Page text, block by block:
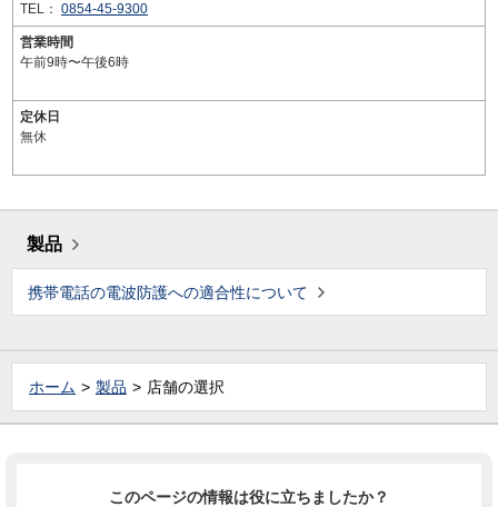
TEL： 0854-45-9300
営業時間
午前9時〜午後6時
定休日
無休
製品
携帯電話の電波防護への適合性について
ホーム 製品 店舗の選択
このページの情報は役に立ちましたか？